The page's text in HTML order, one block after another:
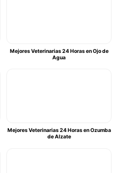
Mejores Veterinarias 24 Horas en Ojo de
Agua
Mejores Veterinarias 24 Horas en Ozumba
de Alzate